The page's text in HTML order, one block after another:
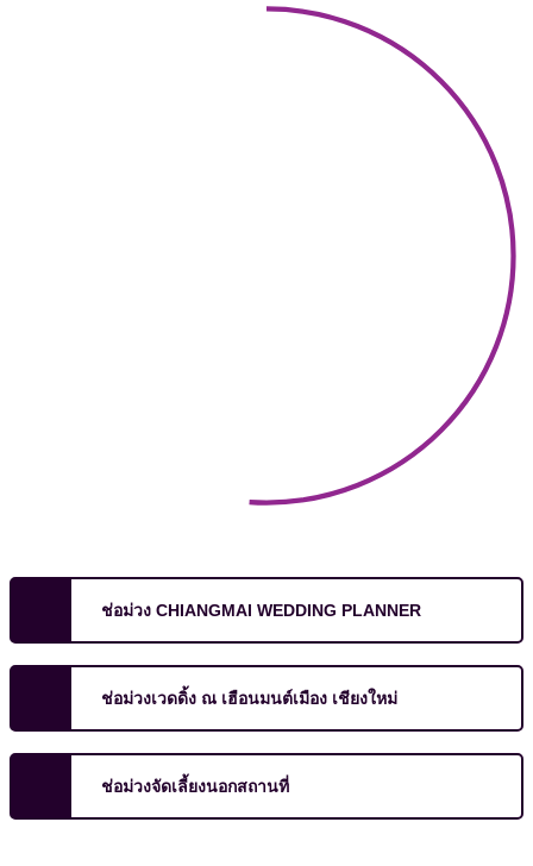
ช่อม่วง CHIANGMAI WEDDING PLANNER
ช่อม่วงเวดดิ้ง ณ เฮือนมนต์เมือง เชียงใหม่
ช่อม่วงจัดเลี้ยงนอกสถานที่